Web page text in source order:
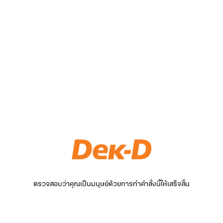
ตรวจสอบว่าคุณเป็นมนุษย์ด้วยการทำคำสั่งนี้ให้เสร็จสิ้น